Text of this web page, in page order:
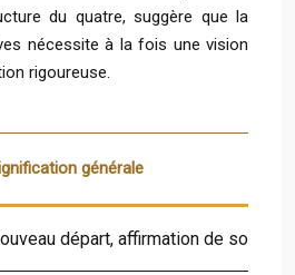
du quatre, suggère que la
nécessite à la fois une vision
rigoureuse.
générale
départ, affirmation de soi